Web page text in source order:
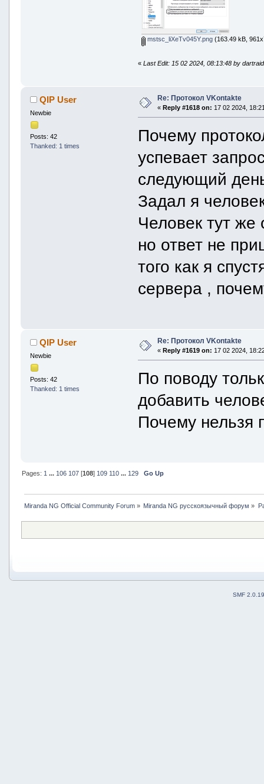
mstsc_liXeTv045Y.png(163.49 kB,
«Last Edit: 15 02 2024, 08:13:48 by
QIP User
Newbie
Posts: 42
Thanked: 1 times
Re: Протокол VKontakte
« Reply #1618 on: 17 02 2024,
Почему
успевает
следующий
Задал я
Человек тут же
но ответ не
того как я
сервера ,
QIP User
Newbie
Posts: 42
Thanked: 1 times
Re: Протокол VKontakte
« Reply #1619 on: 17 02 2024,
По поводу
добавить
Почему нельзя
Pages: 1 ... 106 107[108] 109 110 ... 129 Go Up
Miranda NG Official Community Forum» Miranda NG русскоязычный форум »
SMF 2.0.19